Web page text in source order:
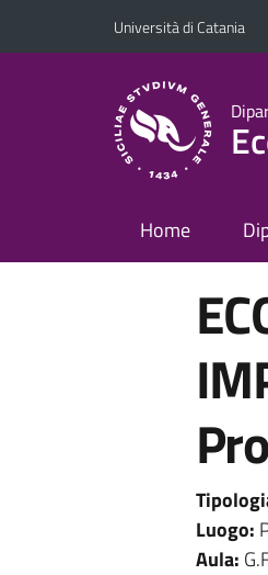
Vai al contenuto principale
Vai al menu di navigazione
Università di Catania
Home
Luogo:
Aula: